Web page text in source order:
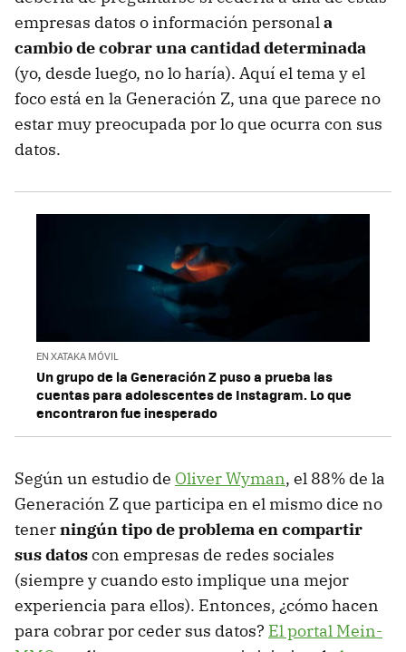
empresas datos o información personala
cambio de cobrar una cantidad determinada
(yo, desde luego, no lo haría). Aquí el tema y el
foco está en la Generación Z, una que parece no
estar muy preocupada por lo que ocurra con sus
datos.
EN XATAKA MÓVIL
Un grupo de la Generación Z puso a prueba las
cuentas para adolescentes de Instagram. Lo que
encontraron fue inesperado
Según un estudio de Oliver Wyman, el 88% de la
Generación Z que participa en el mismo dice no
tenerningún tipo de problema en compartir
sus datoscon empresas de redes sociales
(siempre y cuando esto implique una mejor
experiencia para ellos). Entonces, ¿cómo hacen
para cobrar por ceder sus datos? El portal Mein-